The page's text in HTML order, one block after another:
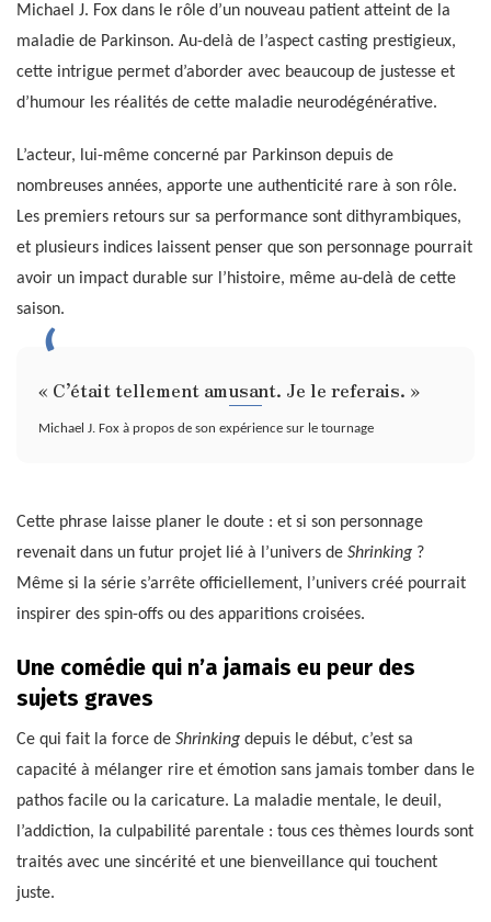
Michael J. Fox dans le rôle d’un nouveau patient atteint de la
maladie de Parkinson. Au-delà de l’aspect casting prestigieux,
cette intrigue permet d’aborder avec beaucoup de justesse et
d’humour les réalités de cette maladie neurodégénérative.
L’acteur, lui-même concerné par Parkinson depuis de
nombreuses années, apporte une authenticité rare à son rôle.
Les premiers retours sur sa performance sont dithyrambiques,
et plusieurs indices laissent penser que son personnage pourrait
avoir un impact durable sur l’histoire, même au-delà de cette
saison.
« C’était tellement amusant. Je le referais. »
Michael J. Fox à propos de son expérience sur le tournage
Cette phrase laisse planer le doute : et si son personnage
revenait dans un futur projet lié à l’univers de Shrinking ?
Même si la série s’arrête officiellement, l’univers créé pourrait
inspirer des spin-offs ou des apparitions croisées.
Une comédie qui n’a jamais eu peur des
sujets graves
Ce qui fait la force de Shrinking depuis le début, c’est sa
capacité à mélanger rire et émotion sans jamais tomber dans le
pathos facile ou la caricature. La maladie mentale, le deuil,
l’addiction, la culpabilité parentale : tous ces thèmes lourds sont
traités avec une sincérité et une bienveillance qui touchent
juste.